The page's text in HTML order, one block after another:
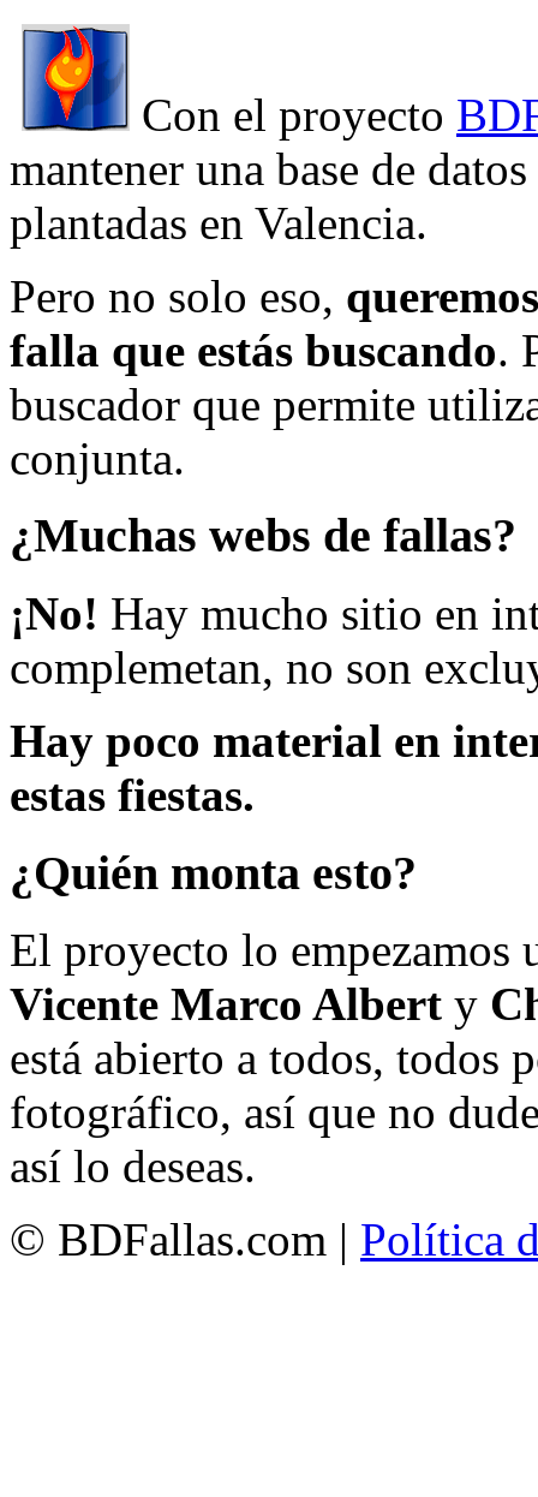
Con el proyecto
mantener una base de
plantadas en Valencia.
Pero no solo eso,
falla que estás buscando.
buscador que permite
conjunta.
¿Muchas webs de fallas?
¡No! Hay mucho sitio en
complemetan, no son
Hay poco material en
estas fiestas.
¿Quién monta esto?
El proyecto lo empezamos
Vicente Marco Albert y
está abierto a todos, todos
fotográfico, así que no
así lo deseas.
© BDFallas.com | Política